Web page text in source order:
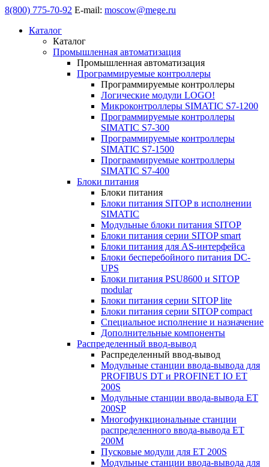
8(800) 775-70-92 E-mail: moscow@mege.ru
Каталог
Каталог
Промышленная автоматизация
Промышленная автоматизация
Программируемые контроллеры
Программируемые контроллеры
Логические модули LOGO!
Микроконтроллеры SIMATIC S7-1200
Программируемые контроллеры
SIMATIC S7-300
Программируемые контроллеры
SIMATIC S7-1500
Программируемые контроллеры
SIMATIC S7-400
Блоки питания
Блоки питания
Блоки питания SITOP в исполнении
SIMATIC
Модульные блоки питания SITOP
Блоки питания серии SITOP smart
Блоки питания для AS-интерфейса
Блоки бесперебойного питания DC-
UPS
Блоки питания PSU8600 и SITOP
modular
Блоки питания серии SITOP lite
Блоки питания серии SITOP compact
Специальное исполнение и назначение
Дополнительные компоненты
Распределенный ввод-вывод
Распределенный ввод-вывод
Модульные станции ввода-вывода для
PROFIBUS DT и PROFINET IO ET
200S
Модульные станции ввода-вывода ET
200SP
Многофункциональные станции
распределенного ввода-вывода ET
200M
Пусковые модули для ET 200S
Модульные станции ввода-вывода для